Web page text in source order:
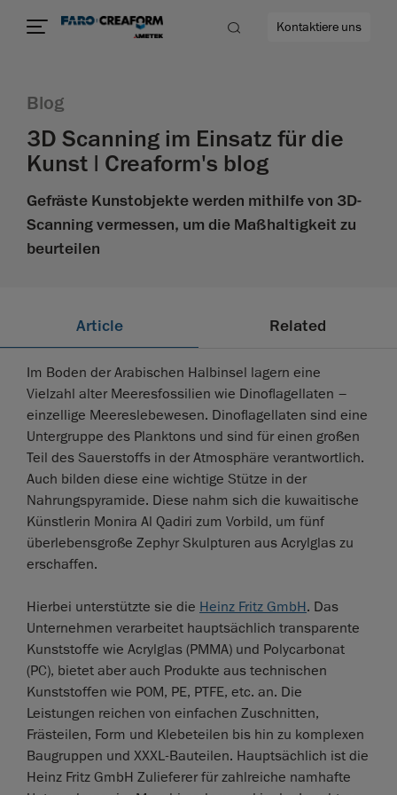
Kontaktiere uns
Blog
3D Scanning im Einsatz für die
Kunst | Creaform's blog
Gefräste Kunstobjekte werden mithilfe von 3D-
Scanning vermessen, um die Maßhaltigkeit zu
beurteilen
Article Related
Im Boden der Arabischen Halbinsel lagern eine
Vielzahl alter Meeresfossilien wie Dinoflagellaten –
einzellige Meereslebewesen. Dinoflagellaten sind eine
Untergruppe des Planktons und sind für einen großen
Teil des Sauerstoffs in der Atmosphäre verantwortlich.
Auch bilden diese eine wichtige Stütze in der
Nahrungspyramide. Diese nahm sich die kuwaitische
Künstlerin Monira Al Qadiri zum Vorbild, um fünf
überlebensgroße Zephyr Skulpturen aus Acrylglas zu
erschaffen.
Hierbei unterstützte sie die Heinz Fritz GmbH. Das
Unternehmen verarbeitet hauptsächlich transparente
Kunststoffe wie Acrylglas (PMMA) und Polycarbonat
(PC), bietet aber auch Produkte aus technischen
Kunststoffen wie POM, PE, PTFE, etc. an. Die
Leistungen reichen von einfachen Zuschnitten,
Frästeilen, Form und Klebeteilen bis hin zu komplexen
Baugruppen und XXXL-Bauteilen. Hauptsächlich ist die
Heinz Fritz GmbH Zulieferer für zahlreiche namhafte